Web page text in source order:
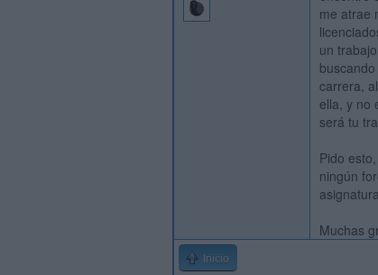
me atrae
un
carrera,
ella, y no
será tu
Pido
ningún
Muchas
Inicio